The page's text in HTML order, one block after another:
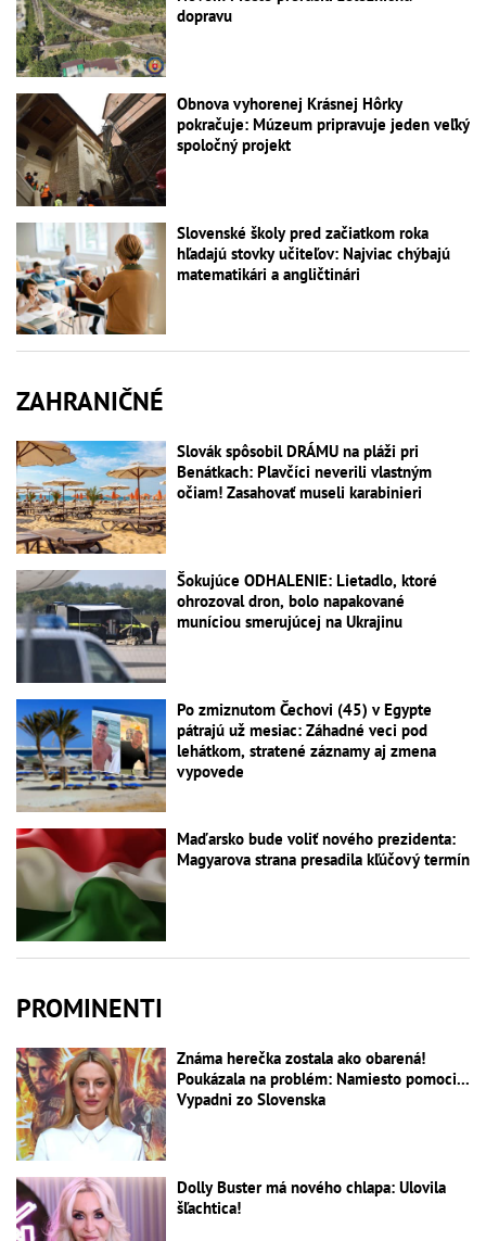
dopravu
Obnova vyhorenej Krásnej Hôrky
pokračuje: Múzeum pripravuje jeden veľký
spoločný projekt
Slovenské školy pred začiatkom roka
hľadajú stovky učiteľov: Najviac chýbajú
matematikári a angličtinári
ZAHRANIČNÉ
Slovák spôsobil DRÁMU na pláži pri
Benátkach: Plavčíci neverili vlastným
očiam! Zasahovať museli karabinieri
Šokujúce ODHALENIE: Lietadlo, ktoré
ohrozoval dron, bolo napakované
muníciou smerujúcej na Ukrajinu
Po zmiznutom Čechovi (45) v Egypte
pátrajú už mesiac: Záhadné veci pod
lehátkom, stratené záznamy aj zmena
vypovede
Maďarsko bude voliť nového prezidenta:
Magyarova strana presadila kľúčový termín
PROMINENTI
Známa herečka zostala ako obarená!
Poukázala na problém: Namiesto pomoci...
Vypadni zo Slovenska
Dolly Buster má nového chlapa: Ulovila
šľachtica!